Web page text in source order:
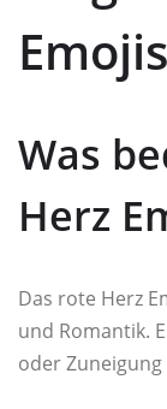
Emojis
Was
Herz
Das rote Herz
und Romantik.
oder